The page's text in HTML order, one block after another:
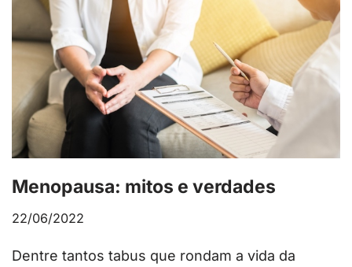
Menopausa: mitos e verdades
22/06/2022
Dentre tantos tabus que rondam a vida da